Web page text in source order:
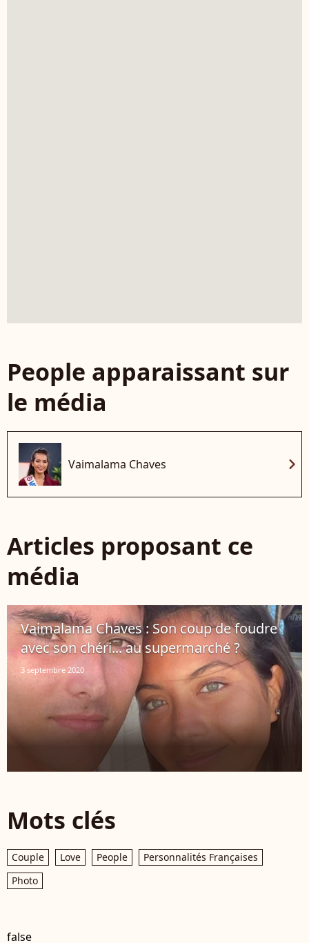
People apparaissant sur
le média
Vaimalama Chaves chevron_right
Articles proposant ce
média
Vaimalama Chaves : Son coup de foudre
avec son chéri... au supermarché ?
3 septembre 2020
Mots clés
Couple Love People
Personnalités Françaises
Photo
false